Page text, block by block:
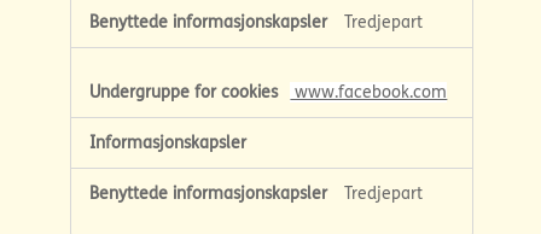
Tredjepart
www.facebook.com
Tredjepart